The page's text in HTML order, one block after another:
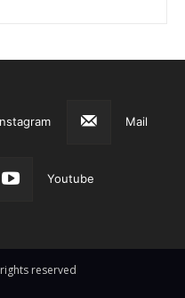
Mail
Youtube
reserved